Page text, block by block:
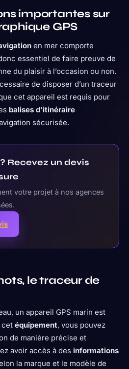
importantes sur
GPS
en mer comporte
essentiel de faire preuve de
du plaisir à l’occasion ou non.
de disposer d’un traceur
cet appareil est requis pour
balises d’itinéraire
sécurisée.
Recevez un devis
votre projet à nos agences
le traceur de
un appareil GPS marin est
cet équipement, vous pouvez
de manière précise et
avoir accès à des informations
la marque et le modèle de